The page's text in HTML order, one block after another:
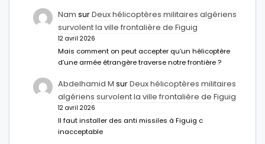
Nam surDeux hélicoptères militaires algériens
survolent la ville frontalière de Figuig
12 avril 2026
Mais comment on peut accepter qu’un hélicoptère
d’une armée étrangère traverse notre frontière ?
Abdelhamid M surDeux hélicoptères militaires
algériens survolent la ville frontalière de Figuig
12 avril 2026
Il faut installer des anti missiles à Figuig c
inacceptable